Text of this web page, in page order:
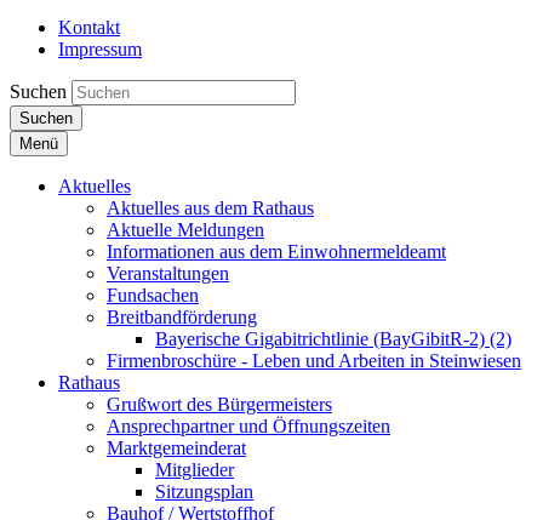
Kontakt
Impressum
Suchen
Suchen
Menü
Aktuelles
Aktuelles aus dem Rathaus
Aktuelle Meldungen
Informationen aus dem Einwohnermeldeamt
Veranstaltungen
Fundsachen
Breitbandförderung
Bayerische Gigabitrichtlinie (BayGibitR-2) (2)
Firmenbroschüre - Leben und Arbeiten in Steinwiesen
Rathaus
Grußwort des Bürgermeisters
Ansprechpartner und Öffnungszeiten
Marktgemeinderat
Mitglieder
Sitzungsplan
Bauhof / Wertstoffhof